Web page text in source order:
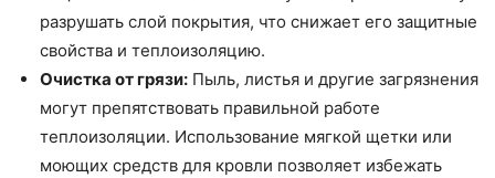
разрушать слой покрытия, что снижает его защитные
свойства и теплоизоляцию.
Очистка от грязи: Пыль, листья и другие загрязнения
могут препятствовать правильной работе
теплоизоляции. Использование мягкой щетки или
моющих средств для кровли позволяет избежать